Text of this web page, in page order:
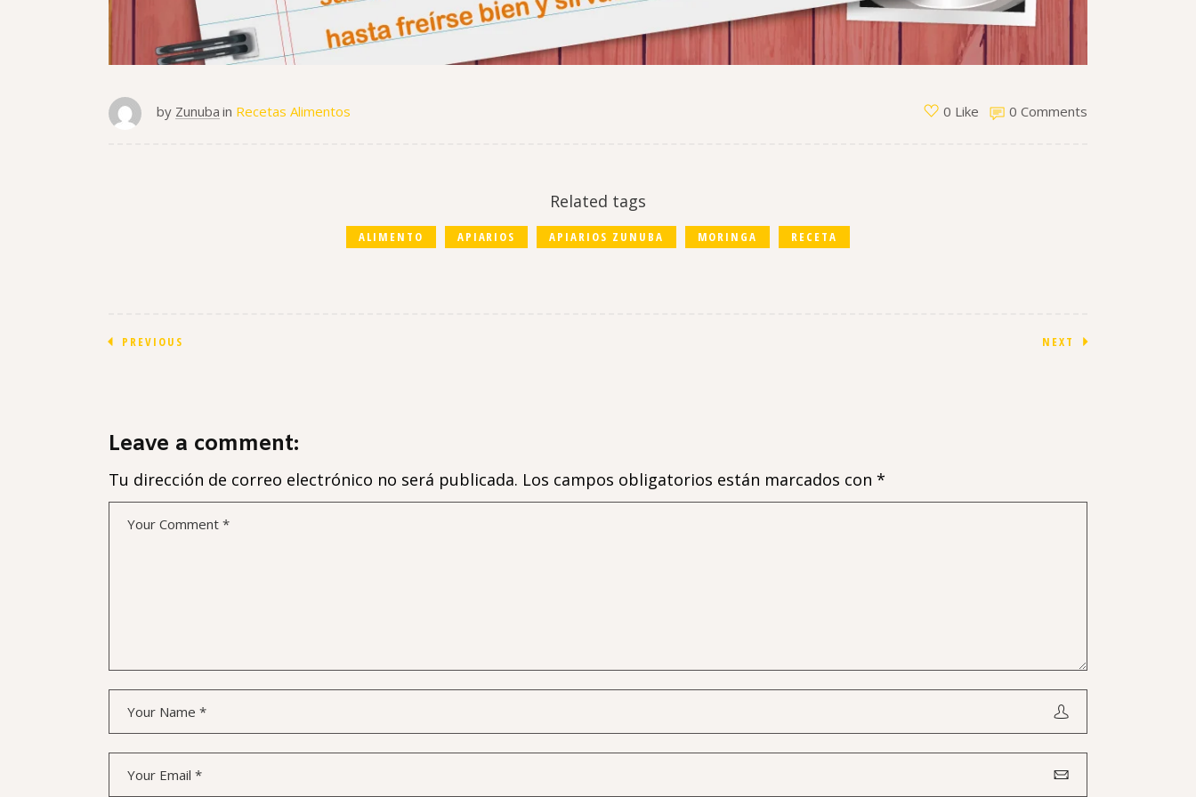
by Zunuba in Recetas Alimentos 0 Like 0 Comments
Related tags
ALIMENTO APIARIOS APIARIOS ZUNUBA MORINGA RECETA
PREVIOUS NEXT
Leave a comment:
Tu dirección de correo electrónico no será publicada. Los campos obligatorios están marcados con *